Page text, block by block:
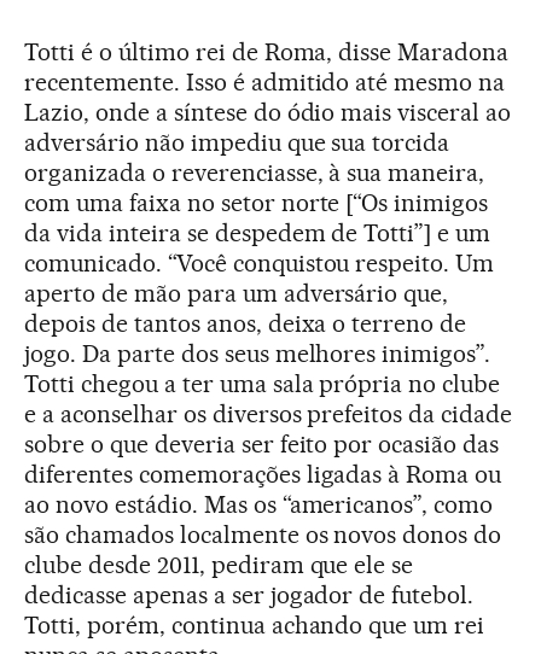
Totti é o último rei de Roma, disse Maradona
recentemente. Isso é admitido até mesmo na
Lazio, onde a síntese do ódio mais visceral ao
adversário não impediu que sua torcida
organizada o reverenciasse, à sua maneira,
com uma faixa no setor norte [“Os inimigos
da vida inteira se despedem de Totti”] e um
comunicado. “Você conquistou respeito. Um
aperto de mão para um adversário que,
depois de tantos anos, deixa o terreno de
jogo. Da parte dos seus melhores inimigos”.
Totti chegou a ter uma sala própria no clube
e a aconselhar os diversos prefeitos da cidade
sobre o que deveria ser feito por ocasião das
diferentes comemorações ligadas à Roma ou
ao novo estádio. Mas os “americanos”, como
são chamados localmente os novos donos do
clube desde 2011, pediram que ele se
dedicasse apenas a ser jogador de futebol.
Totti, porém, continua achando que um rei